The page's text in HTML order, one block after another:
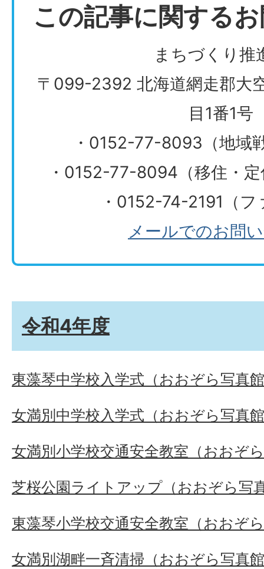
この記事に関する
まちづくり推
〒099-2392 北海道網走郡大
目1番1号
・0152-77-8093（地域
・0152-77-8094（移住・
・0152-74-2191（
メールでのお問
令和4年度
東藻琴中学校入学式（おおぞら写真
女満別中学校入学式（おおぞら写真
女満別小学校交通安全教室（おおぞ
芝桜公園ライトアップ（おおぞら写
東藻琴小学校交通安全教室（おおぞ
女満別湖畔一斉清掃（おおぞら写真